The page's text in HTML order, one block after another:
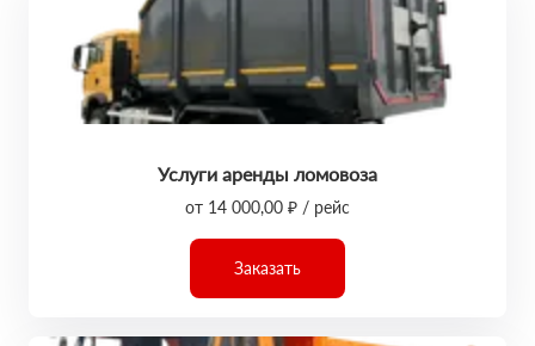
Услуги аренды ломовоза
от 14 000,00 ₽ / рейс
Заказать